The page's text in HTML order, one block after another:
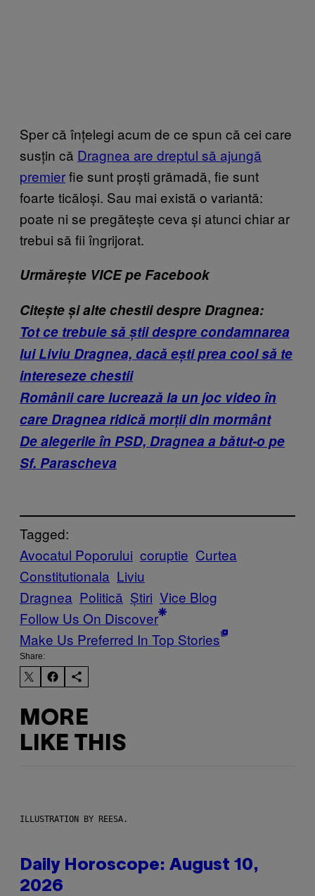
Sper că înțelegi acum de ce spun că cei care
susțin că Dragnea are dreptul să ajungă
premierfie sunt proști grămadă, fie sunt
foarte ticăloși. Sau mai există o variantă:
poate ni se pregătește ceva și atunci chiar ar
trebui să fii îngrijorat.
Urmărește VICE pe Facebook
Citește și alte chestii despre Dragnea:
Tot ce trebuie să știi despre condamnarea
lui Liviu Dragnea, dacă ești prea cool să te
intereseze chestii
Românii care lucrează la un joc video în
care Dragnea ridică morții din mormânt
De alegerile în PSD, Dragnea a bătut-o pe
Sf. Parascheva
Tagged:
Avocatul Poporului coruptie Curtea
Constitutionala Liviu
Dragnea Politică Știri Vice Blog
Follow Us On Discover
Make Us Preferred In Top Stories
Share:
MORE
LIKE THIS
ILLUSTRATION BY REESA.
Daily Horoscope: August 10,
2026